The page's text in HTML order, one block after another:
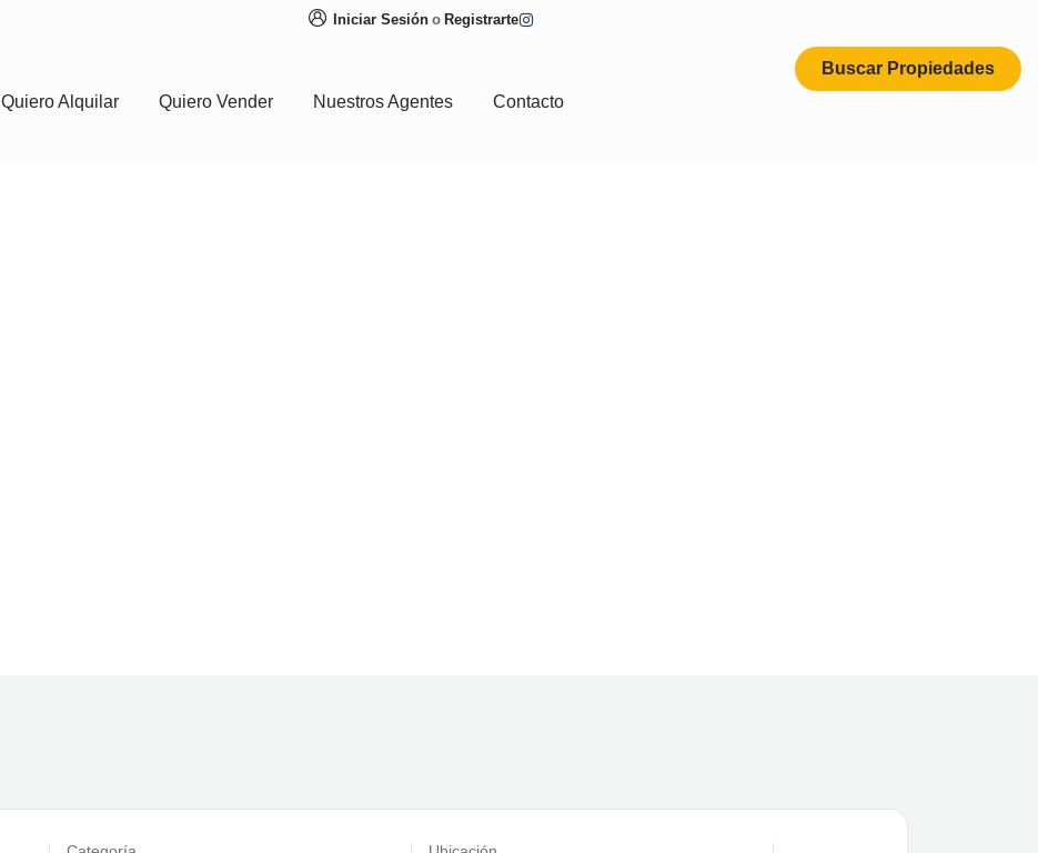
Iniciar Sesión o Registrarte
Quiero Alquilar Quiero Vender Nuestros Agentes Contacto
Buscar Propiedades